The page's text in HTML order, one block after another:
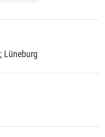
; Lüneburg